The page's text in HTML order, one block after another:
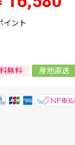
イント
無料 産地直送